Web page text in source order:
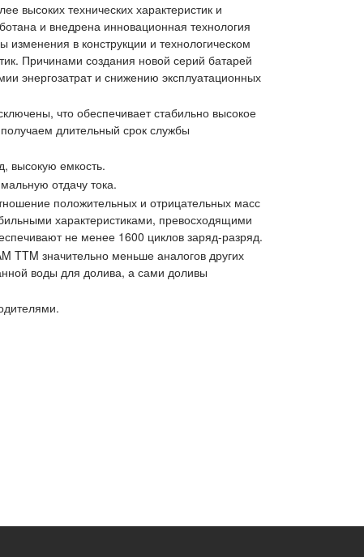
высоких технических характеристик и
и внедрена инновационная технология
в конструкции и технологическом
Причинами создания новой серий батарей
энергозатрат и снижению эксплуатационных
что обеспечивает стабильно высокое
длительный срок службы
высокую емкость.
отдачу тока.
положительных и отрицательных масс
характеристиками, превосходящими
не менее 1600 циклов заряд-разряд.
TTM значительно меньше аналогов других
воды для долива, а сами доливы